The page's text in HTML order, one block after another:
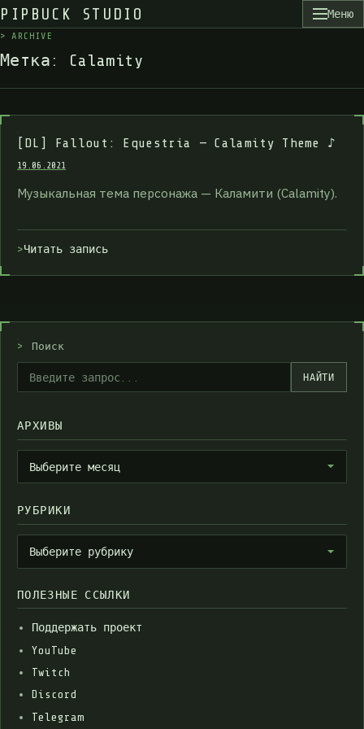
PIPBUCK STUDIO Меню
> A RC HIV E
Метка : Calamity
[DL] Fallout: Equestria — Calamity Theme ♪
19.06.2021
Музыкальная тема персонажа — Каламити (Calamity).
Читать запись
> Поиск
НАЙТИ
АРХИВЫ
Архивы
Выберите месяц
РУБРИКИ
Рубрики
Выберите рубрику
ПОЛЕЗНЫЕ ССЫЛКИ
Поддержать проект
YouTube
Twitch
Discord
Telegram